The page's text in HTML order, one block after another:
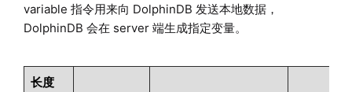
variable 指令用来向 DolphinDB 发送本地数据，
DolphinDB 会在 server 端生成指定变量。
长度